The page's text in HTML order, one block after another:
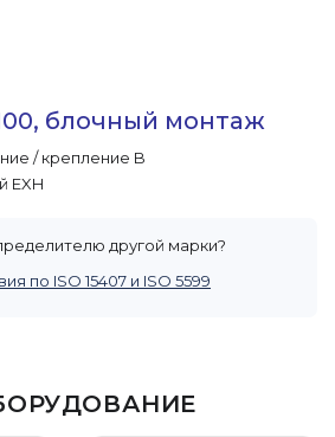
блочный монтаж
/ крепление B
EXH
другой марки?
по ISO 15407 и ISO 5599